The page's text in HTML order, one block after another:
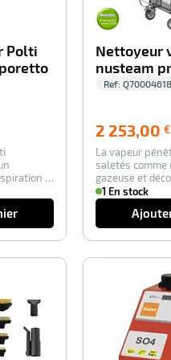
Polti
à
Nettoyeur
nusteam
Ref: Q70004618
2 253,00
La vapeur
saletés comme
gazeuse et
saleté en ret…
1 En stock